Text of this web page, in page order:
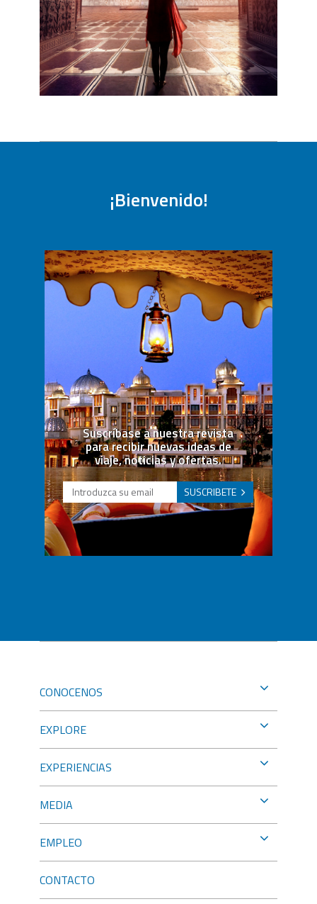
¡Bienvenido!
Suscríbase a nuestra revista
para recibir nuevas ideas de
viaje, noticias y ofertas.
SUSCRIBETE
CONOCENOS
EXPLORE
EXPERIENCIAS
MEDIA
EMPLEO
CONTACTO